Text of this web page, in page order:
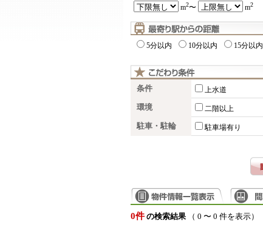
m2〜 m2
5分以内 10分以内 15分以内
条件 上水道
環境 二階以上
駐車・駐輪 駐車場有り
0件 の検索結果（ 0 〜 0 件を表示）